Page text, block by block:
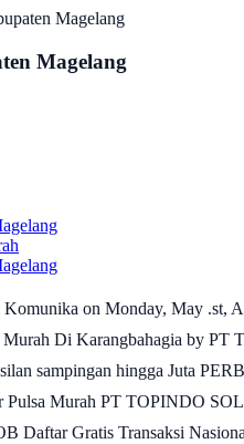
Magelang
Magelang
on Monday, May .st,
Di Karangbahagia by PT
sampingan hingga Juta
Murah PT TOPINDO
Daftar Gratis Transaksi